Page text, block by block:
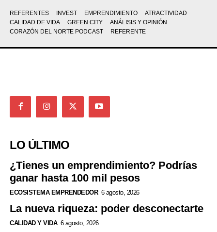
REFERENTES INVEST EMPRENDIMIENTO
ATRACTIVIDAD
CALIDAD DE VIDA
GREEN CITY
ANÁLISIS Y OPINIÓN
CORAZÓN DEL NORTE PODCAST
REFERENTE
LO ÚLTIMO
¿Tienes un emprendimiento? Podrías
ganar hasta 100 mil pesos
ECOSISTEMA EMPRENDEDOR 6 agosto, 2026
La nueva riqueza: poder desconectarte
CALIDAD Y VIDA 6 agosto, 2026